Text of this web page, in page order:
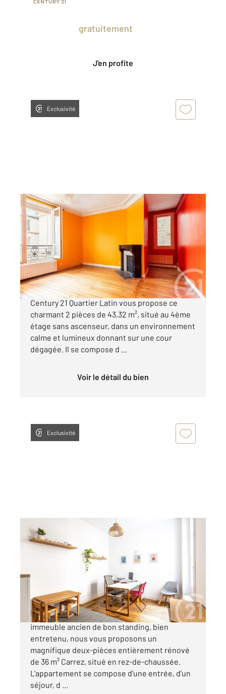
gratuitement
J'en profite
Exclusivité
PARIS 75005
43,32 m2 , 2 pièces
Appartement F2 à vendre
420 000 €
Dans une copropriété bien entretenue,
Century 21 Quartier Latin vous propose ce
charmant 2 pièces de 43,32 m², situé au 4ème
étage sans ascenseur, dans un environnement
calme et lumineux donnant sur une cour
dégagée. Il se compose d ...
Voir le détail du bien
Exclusivité
PARIS 75005
35,94 m , 2 pièces
Ref : 31851
Appartement F2 à vendre
420 000 €
Quartier Jardin des Plantes Dans un bel
immeuble ancien de bon standing, bien
entretenu, nous vous proposons un
magnifique deux-pièces entièrement rénové
de 36 m² Carrez, situé en rez-de-chaussée.
L'appartement se compose d'une entrée, d'un
séjour, d ...